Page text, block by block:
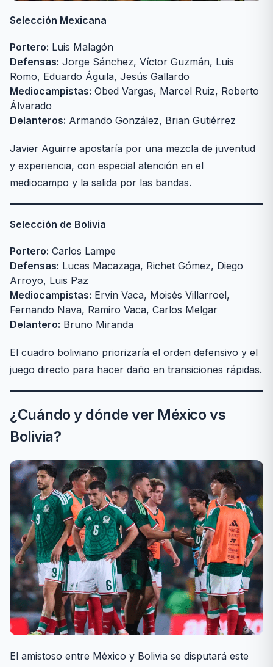
Selección Mexicana
Portero: Luis Malagón
Defensas: Jorge Sánchez, Víctor Guzmán, Luis
Romo, Eduardo Águila, Jesús Gallardo
Mediocampistas: Obed Vargas, Marcel Ruiz, Roberto
Álvarado
Delanteros: Armando González, Brian Gutiérrez
Javier Aguirre apostaría por una mezcla de juventud
y experiencia, con especial atención en el
mediocampo y la salida por las bandas.
Selección de Bolivia
Portero: Carlos Lampe
Defensas: Lucas Macazaga, Richet Gómez, Diego
Arroyo, Luis Paz
Mediocampistas: Ervin Vaca, Moisés Villarroel,
Fernando Nava, Ramiro Vaca, Carlos Melgar
Delantero: Bruno Miranda
El cuadro boliviano priorizaría el orden defensivo y el
juego directo para hacer daño en transiciones rápidas.
¿Cuándo y dónde ver México vs
Bolivia?
El amistoso entre México y Bolivia se disputará este